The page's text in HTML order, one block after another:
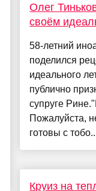
Олег
своём
58-летний
поделился
идеального
публично
супруге
Пожалуйста,
готовы с
Круиз на